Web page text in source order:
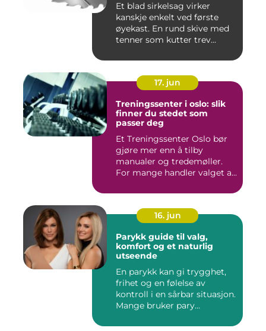
Et blad sirkelsag virker
kanskje enkelt ved første
øyekast. En rund skive med
tenner som kutter trev...
17. jun
Treningssenter i oslo: slik
finner du stedet som
passer deg
Et Treningssenter Oslo bør
gjøre mer enn å tilby
manualer og tredemøller.
For mange handler valget a...
16. jun
Parykk guide til valg,
komfort og et naturlig
utseende
En parykk kan gi trygghet,
frihet og en følelse av
kontroll i en sårbar situasjon.
Mange bruker pary...